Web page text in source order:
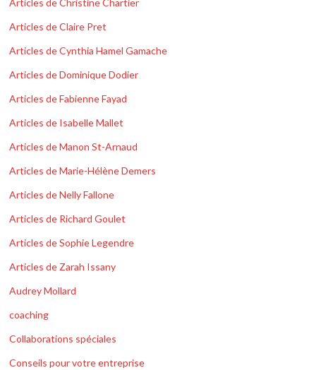
Articles de Christine Chartier
Articles de Claire Pret
Articles de Cynthia Hamel Gamache
Articles de Dominique Dodier
Articles de Fabienne Fayad
Articles de Isabelle Mallet
Articles de Manon St-Arnaud
Articles de Marie-Hélène Demers
Articles de Nelly Fallone
Articles de Richard Goulet
Articles de Sophie Legendre
Articles de Zarah Issany
Audrey Mollard
coaching
Collaborations spéciales
Conseils pour votre entreprise